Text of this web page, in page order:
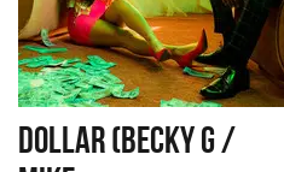
DOLLAR (BECKY G /